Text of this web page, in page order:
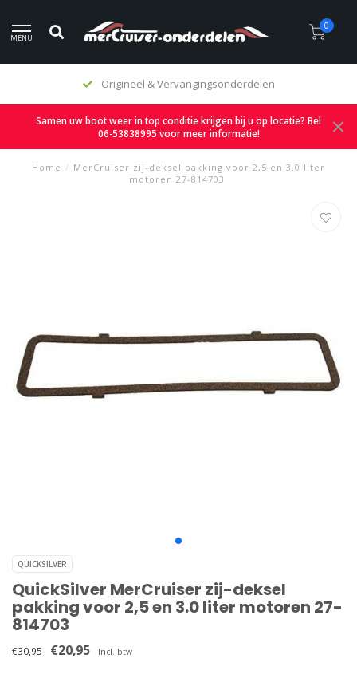
MENU
0
Origineel & Vervangingsonderdelen
Samen uw boot weer in top conditie krijgen bij u op locatie? Bel
06-53838995 voor meer informatie!
Home / MerCruiser zij-deksel pakking voor 2,5 en 3.0 liter
motoren 27-814703
QUICKSILVER
QuickSilver MerCruiser zij-deksel
pakking voor 2,5 en 3.0 liter motoren 27-
814703
€30,95 €20,95 Incl. btw